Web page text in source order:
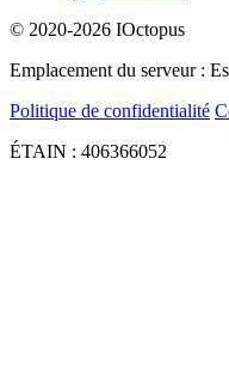
© 2020-2026 IOctopus
Emplacement du serveur :
Politique de confidentialité
ÉTAIN : 406366052